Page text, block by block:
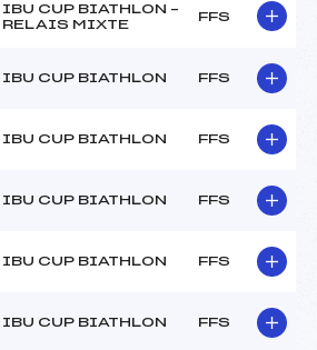
IBU CUP BIATHLON –
RELAIS MIXTE
FFS
IBU CUP BIATHLON FFS
IBU CUP BIATHLON FFS
IBU CUP BIATHLON FFS
IBU CUP BIATHLON FFS
IBU CUP BIATHLON FFS